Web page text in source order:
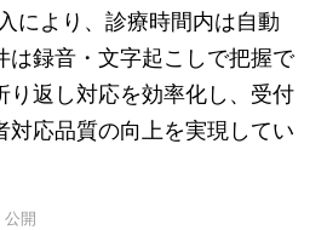
により、診療時間内は自動
は録音・文字起こしで把握で
り返し対応を効率化し、受付
対応品質の向上を実現してい
開